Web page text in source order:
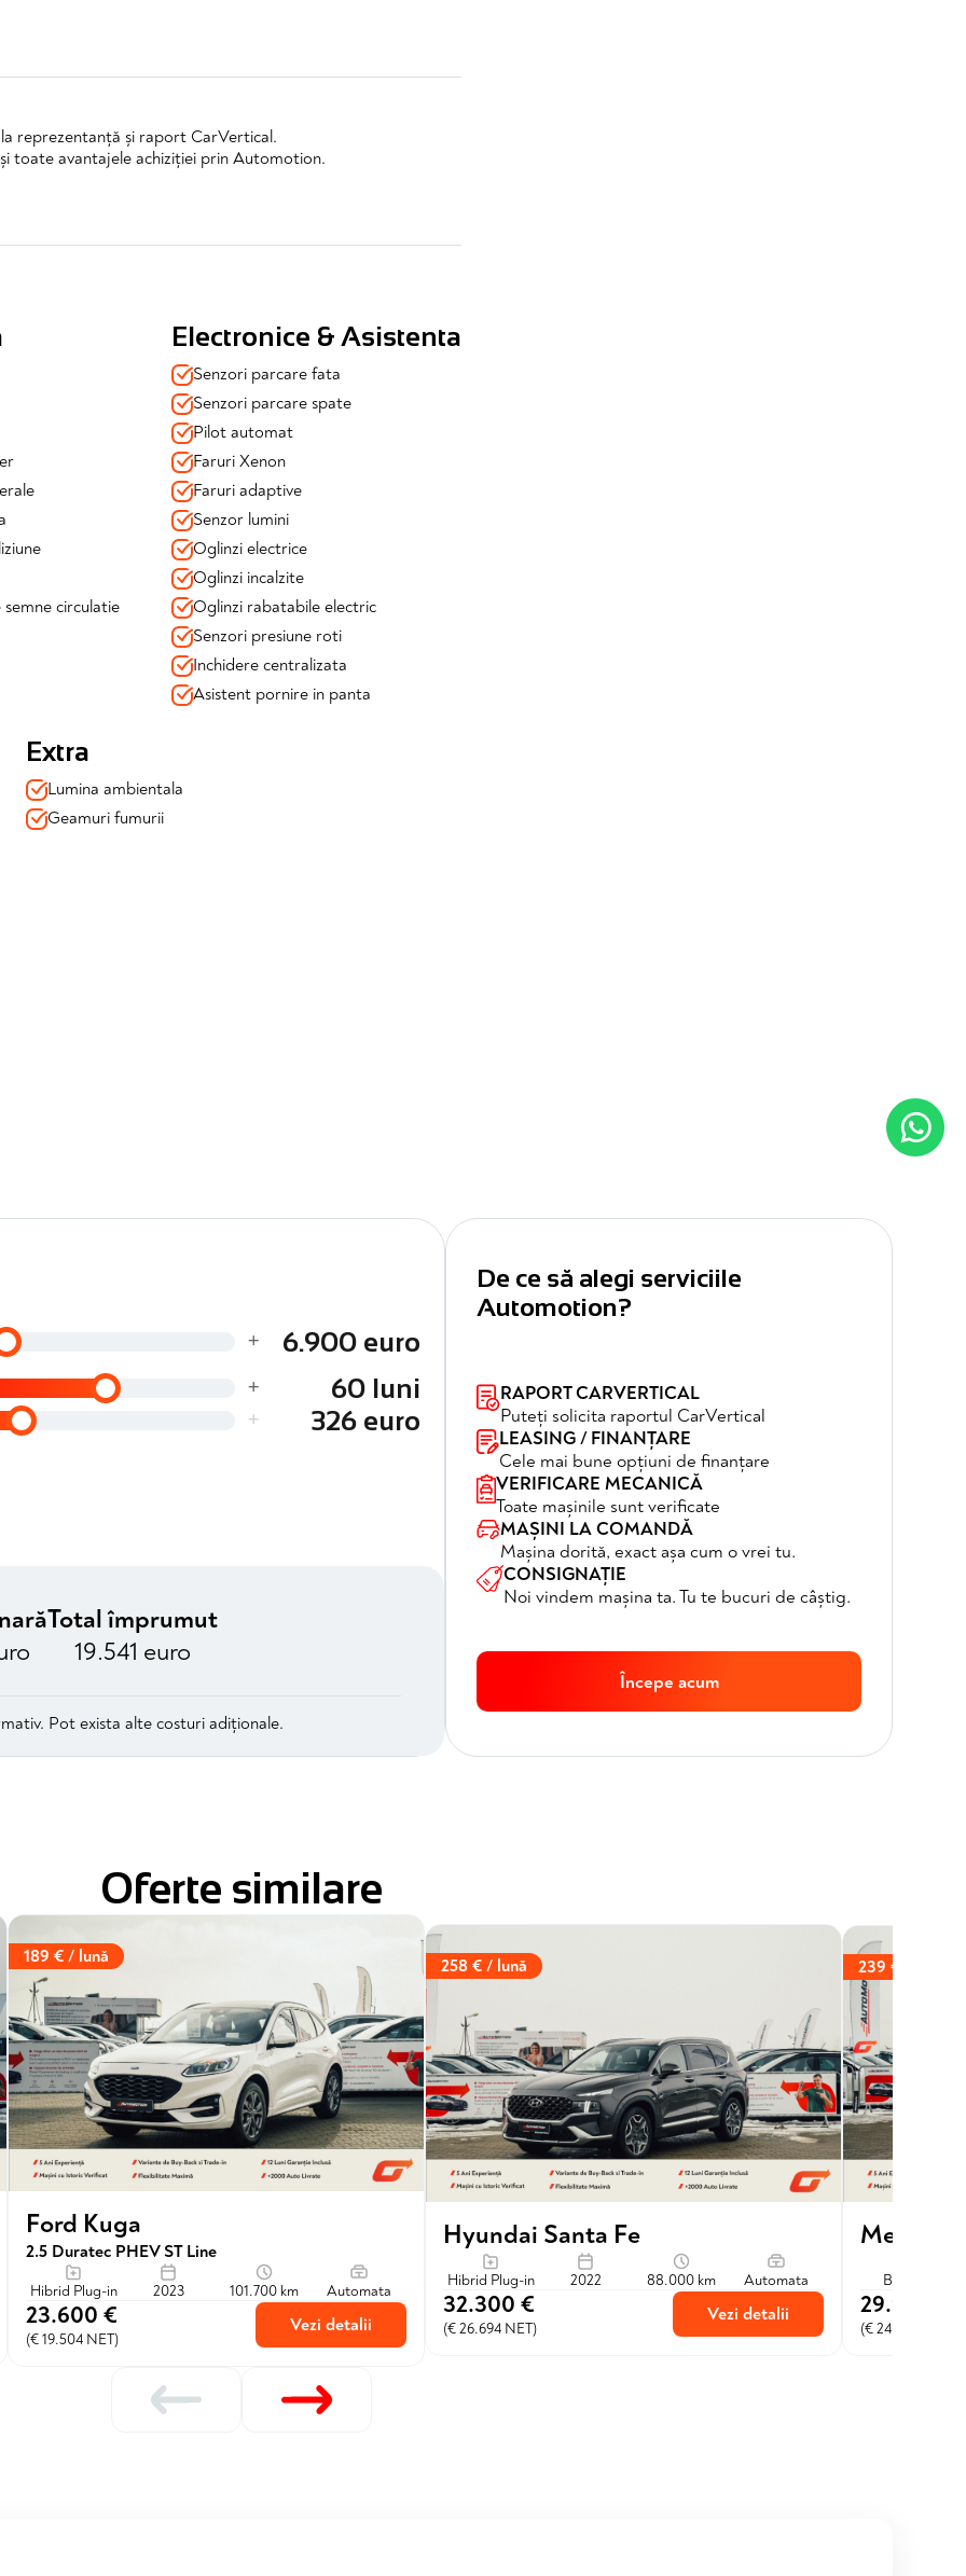
reprezentanță și raport CarVertical.
toate avantajele achiziției prin Automotion.
consultanță dedicată, soluții de finanțare adaptate
circulatie
Electronice & Asistenta
Senzori parcare fata
Senzori parcare spate
Pilot automat
Faruri Xenon
Faruri adaptive
Senzor lumini
Oglinzi electrice
Oglinzi incalzite
Oglinzi rabatabile electric
Senzori presiune roti
Inchidere centralizata
Asistent pornire in panta
Extra
Lumina ambientala
Geamuri fumurii
+
6.900 euro
+
60 luni
+ 326 euro
Total împrumut
19.541 euro
Pot exista alte costuri adiționale.
De ce să alegi serviciile
Automotion?
RAPORT CARVERTICAL
Puteți solicita raportul CarVertical
LEASING / FINANȚARE
Cele mai bune opțiuni de finanțare
VERIFICARE MECANICĂ
Toate mașinile sunt verificate
MAȘINI LA COMANDĂ
Mașina dorită, exact așa cum o vrei tu.
CONSIGNAȚIE
Noi vindem mașina ta. Tu te bucuri de câștig.
Începe acum
Oferte similare
189 € / lună
Ford Kuga
2.5 Duratec PHEV ST Line
Hibrid Plug-in 2023 101.700 km Automata
23.600 €
(€ 19.504 NET)
Vezi detalii
258 € / lună
Hyundai Santa Fe
Hibrid Plug-in 2022 88.000 km Automata
32.300 €
(€ 26.694 NET)
Vezi detalii
239 € / lună
Benzina
29.900 €
(€ 24.711 NET)